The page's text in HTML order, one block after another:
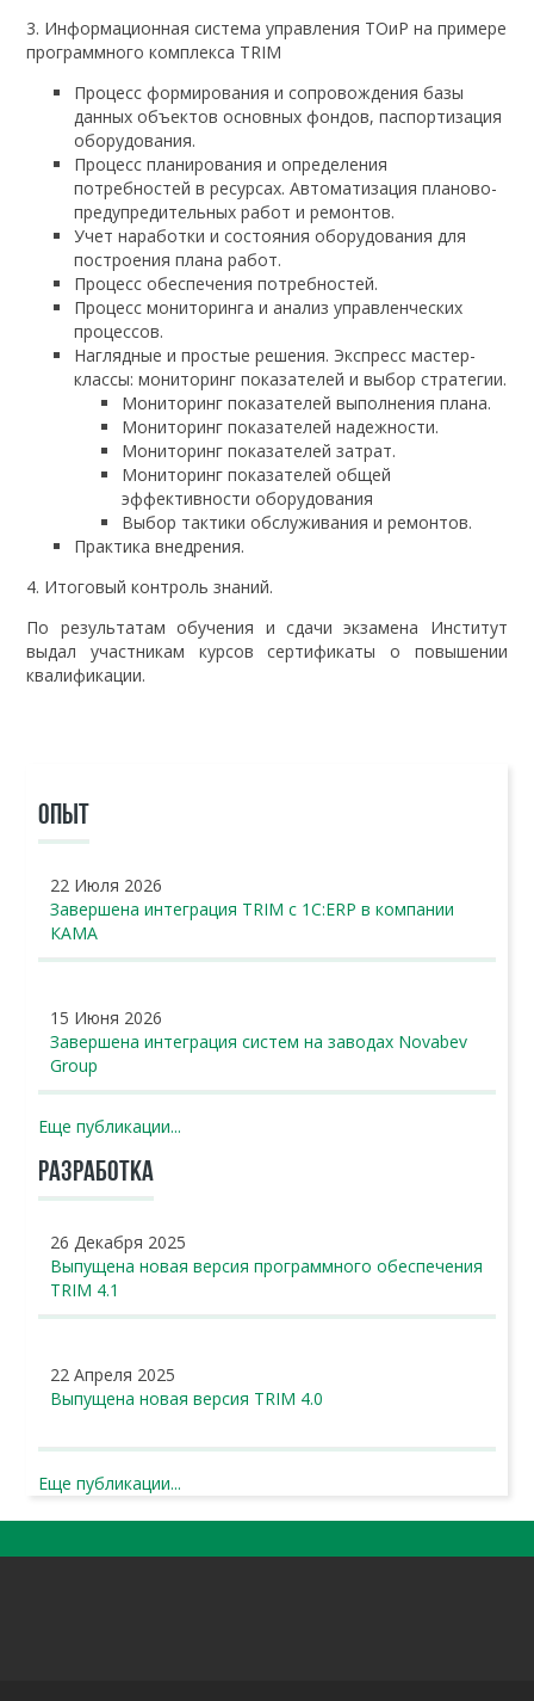
3. Информационная система управления ТОиР на примере
программного комплекса TRIM
Процесс формирования и сопровождения базы
данных объектов основных фондов, паспортизация
оборудования.
Процесс планирования и определения
потребностей в ресурсах. Автоматизация планово-
предупредительных работ и ремонтов.
Учет наработки и состояния оборудования для
построения плана работ.
Процесс обеспечения потребностей.
Процесс мониторинга и анализ управленческих
процессов.
Наглядные и простые решения. Экспресс мастер-
классы: мониторинг показателей и выбор стратегии.
Мониторинг показателей выполнения плана.
Мониторинг показателей надежности.
Мониторинг показателей затрат.
Мониторинг показателей общей
эффективности оборудования
Выбор тактики обслуживания и ремонтов.
Практика внедрения.
4. Итоговый контроль знаний.
По результатам обучения и сдачи экзамена Институт
выдал участникам курсов сертификаты о повышении
квалификации.
ОПЫТ
22 Июля 2026
Завершена интеграция TRIM с 1С:ERP в компании
КАМА
15 Июня 2026
Завершена интеграция систем на заводах Novabev
Group
Еще публикации...
РАЗРАБОТКА
26 Декабря 2025
Выпущена новая версия программного обеспечения
TRIM 4.1
22 Апреля 2025
Выпущена новая версия TRIM 4.0
Еще публикации...